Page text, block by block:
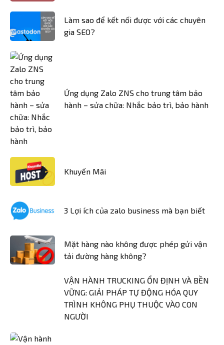
Làm sao để kết nối được với các chuyên
gia SEO?
Ứng dụng Zalo ZNS cho trung tâm bảo
hành – sửa chữa: Nhắc bảo trì, bảo hành
Khuyến Mãi
3 Lợi ích của zalo business mà bạn biết
Mặt hàng nào không được phép gửi vận
tải đường hàng không?
VẬN HÀNH TRUCKING ỔN ĐỊNH VÀ BỀN
VỮNG: GIẢI PHÁP TỰ ĐỘNG HÓA QUY
TRÌNH KHÔNG PHỤ THUỘC VÀO CON
NGƯỜI